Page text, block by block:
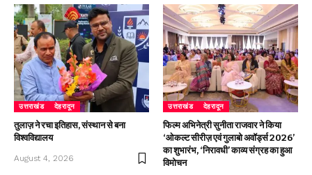
उत्तराखंड देहरादून
तुलाज़ ने रचा इतिहास, संस्थान से बना
विश्वविद्यालय
August 4, 2026
उत्तराखंड देहरादून
फिल्म अभिनेत्री सुनीता राजवार ने किया
‘ओकल्ट सीरीज़ एवं गुलाबो अवॉर्ड्स 2026’
का शुभारंभ, ‘निरावधी’ काव्य संग्रह का हुआ
विमोचन